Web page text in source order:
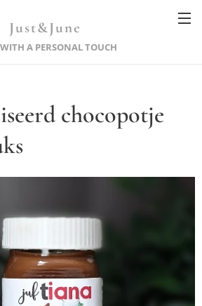
Just&June
A PERSONAL TOUCH
chocopotje